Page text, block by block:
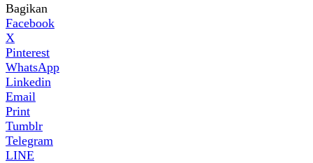
Bagikan
Facebook
X
Pinterest
WhatsApp
Linkedin
Email
Print
Tumblr
Telegram
LINE